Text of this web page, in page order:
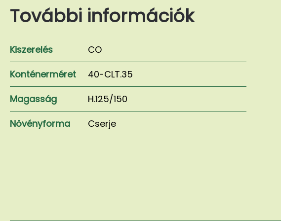
További információk
Kiszerelés
CO
Konténerméret
40-CLT.35
Magasság
H.125/150
Növényforma
Cserje